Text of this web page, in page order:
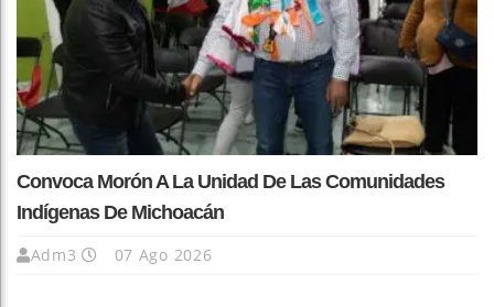
Convoca Morón A La Unidad De Las Comunidades
Indígenas De Michoacán
Adm3 07 Ago 2026